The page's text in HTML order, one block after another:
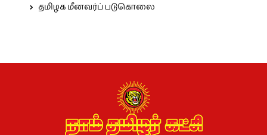
தமிழக மீனவர்ப் படுகொலை